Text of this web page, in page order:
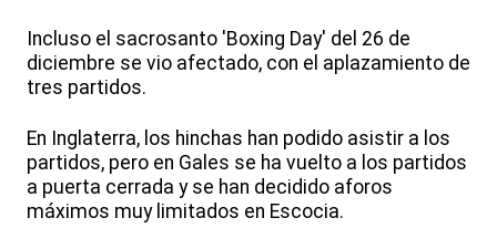
Incluso el sacrosanto 'Boxing Day' del 26 de
diciembre se vio afectado, con el aplazamiento de
tres partidos.
En Inglaterra, los hinchas han podido asistir a los
partidos, pero en Gales se ha vuelto a los partidos
a puerta cerrada y se han decidido aforos
máximos muy limitados en Escocia.